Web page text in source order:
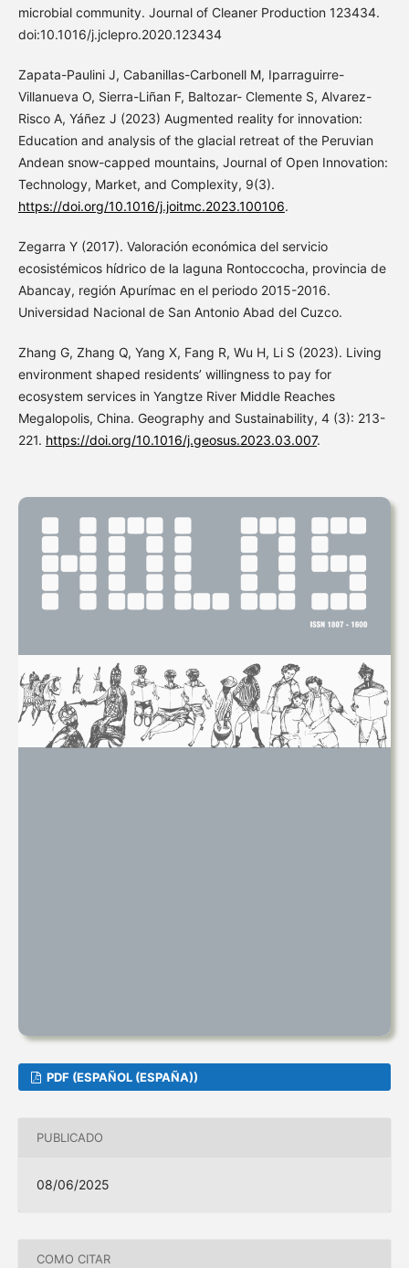
microbial community. Journal of Cleaner Production 123434.
doi:10.1016/j.jclepro.2020.123434
Zapata-Paulini J, Cabanillas-Carbonell M, Iparraguirre-
Villanueva O, Sierra-Liñan F, Baltozar- Clemente S, Alvarez-
Risco A, Yáñez J (2023) Augmented reality for innovation:
Education and analysis of the glacial retreat of the Peruvian
Andean snow-capped mountains, Journal of Open Innovation:
Technology, Market, and Complexity, 9(3).
https://doi.org/10.1016/j.joitmc.2023.100106.
Zegarra Y (2017). Valoración económica del servicio
ecosistémicos hídrico de la laguna Rontoccocha, provincia de
Abancay, región Apurímac en el periodo 2015-2016.
Universidad Nacional de San Antonio Abad del Cuzco.
Zhang G, Zhang Q, Yang X, Fang R, Wu H, Li S (2023). Living
environment shaped residents’ willingness to pay for
ecosystem services in Yangtze River Middle Reaches
Megalopolis, China. Geography and Sustainability, 4 (3): 213-
221. https://doi.org/10.1016/j.geosus.2023.03.007.
PDF (ESPAÑOL (ESPAÑA))
PUBLICADO
08/06/2025
COMO CITAR